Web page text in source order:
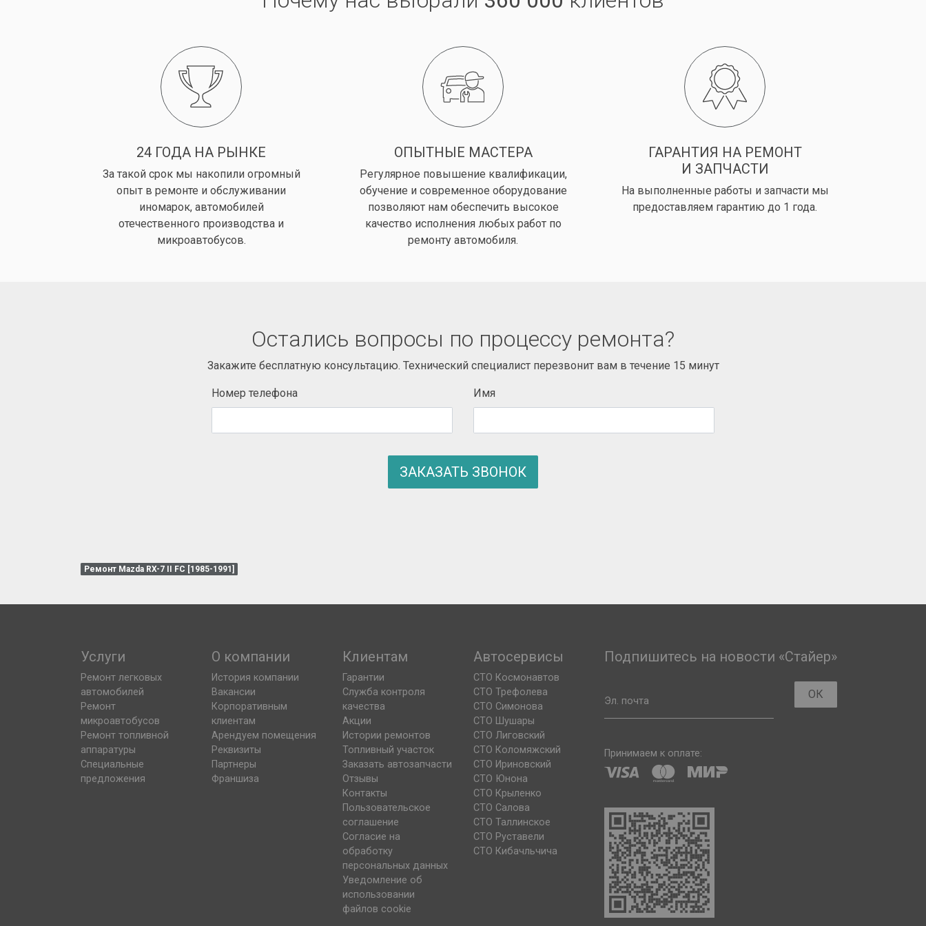
24 ГОДА НА РЫНКЕ
За такой срок мы накопили огромный
опыт в ремонте и обслуживании
иномарок, автомобилей
отечественного производства и
микроавтобусов.
ОПЫТНЫЕ МАСТЕРА
Регулярное повышение квалификации,
обучение и современное оборудование
позволяют нам обеспечить высокое
качество исполнения любых работ по
ремонту автомобиля.
ГАРАНТИЯ НА РЕМОНТ
И ЗАПЧАСТИ
На выполненные работы и запчасти мы
предоставляем гарантию до 1 года.
Остались вопросы по процессу ремонта?
Закажите бесплатную консультацию. Технический специалист перезвонит вам в течение 15 минут
Номер телефона Имя
ЗАКАЗАТЬ ЗВОНОК
Ремонт Mazda RX-7 II FC [1985-1991]
Услуги
Ремонт легковых
автомобилей
Ремонт
микроавтобусов
Ремонт топливной
аппаратуры
Специальные
предложения
О компании
История компании
Вакансии
Корпоративным
клиентам
Арендуем помещения
Реквизиты
Партнеры
Франшиза
Клиентам
Гарантии
Служба контроля
качества
Акции
Истории ремонтов
Топливный участок
Заказать автозапчасти
Отзывы
Контакты
Пользовательское
соглашение
Согласие на
обработку
персональных данных
Уведомление об
использовании
файлов cookie
Автосервисы
СТО Космонавтов
СТО Трефолева
СТО Симонова
СТО Шушары
СТО Лиговский
СТО Коломяжский
СТО Ириновский
СТО Юнона
СТО Крыленко
СТО Салова
СТО Таллинское
СТО Руставели
СТО Кибачльчича
Подпишитесь на новости «Стайер»
Эл. почта
ОК
Принимаем к оплате: